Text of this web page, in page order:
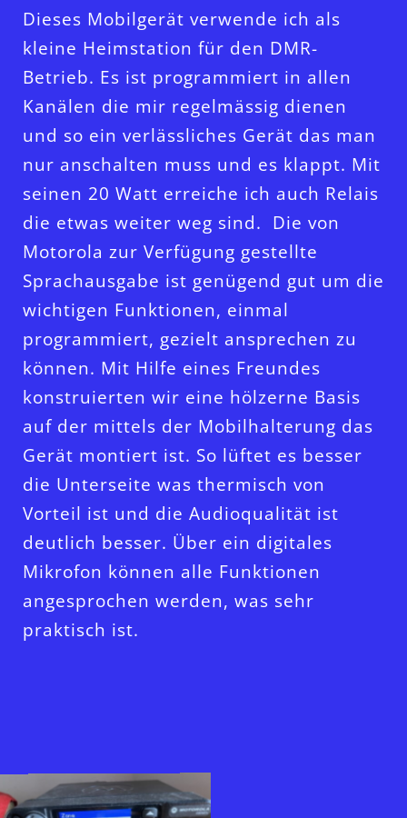
Dieses Mobilgerät verwende ich als
kleine Heimstation für den DMR-
Betrieb. Es ist programmiert in allen
Kanälen die mir regelmässig dienen
und so ein verlässliches Gerät das man
nur anschalten muss und es klappt. Mit
seinen 20 Watt erreiche ich auch Relais
die etwas weiter weg sind. Die von
Motorola zur Verfügung gestellte
Sprachausgabe ist genügend gut um die
wichtigen Funktionen, einmal
programmiert, gezielt ansprechen zu
können. Mit Hilfe eines Freundes
konstruierten wir eine hölzerne Basis
auf der mittels der Mobilhalterung das
Gerät montiert ist. So lüftet es besser
die Unterseite was thermisch von
Vorteil ist und die Audioqualität ist
deutlich besser. Über ein digitales
Mikrofon können alle Funktionen
angesprochen werden, was sehr
praktisch ist.